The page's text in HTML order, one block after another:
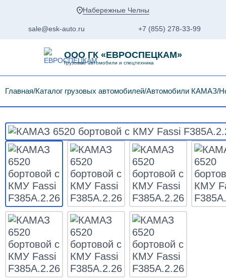
Набережные Челны
sale@esk-auto.ru +7 (855) 278-33-99
ООО ГК «ЕВРОСПЕЦКАМ»
Грузовые автомобили и спецтехника
Главная Каталог грузовых автомобилей Автомобили КАМАЗ